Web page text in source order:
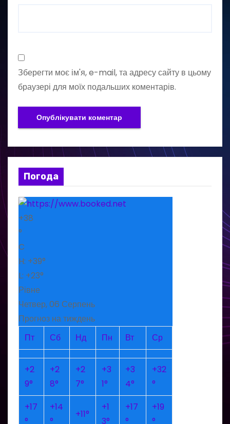
Зберегти моє ім'я, e-mail, та адресу сайту в цьому
браузері для моїх подальших коментарів.
Погода
+38
°
C
H: +39°
L: +23°
Рівне
Четвер, 06 Серпень
Прогноз на тиждень
Пт
Сб Нд Пн Вт Ср
+2
9°
+2
8°
+2
7°
+3
1°
+3
4°
+32
°
+17
°
+14
°
+11°
+1
3°
+17
°
+19
°